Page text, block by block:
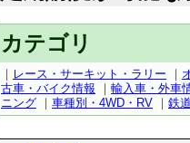
カテゴリ
｜ レース・サーキット・ラリー ｜
古車・バイク情報 ｜ 輸入車・外車
ニング ｜ 車種別・4WD・RV ｜ 鉄